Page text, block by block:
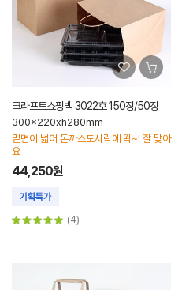
크라프트쇼핑백 3022호 150장/50장
300x220xh280mm
밑면이 넓어 돈까스도시락에 똭~! 잘 맞아
요
44,250원
(4)